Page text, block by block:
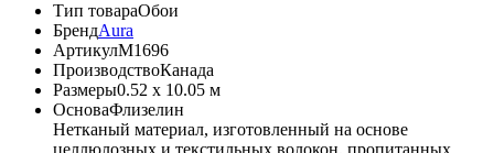
Тип товараОбои
БрендAura
АртикулM1696
ПроизводствоКанада
Размеры0.52 x 10.05 м
ОсноваФлизелин
Нетканый материал, изготовленный на основе
целлюлозных и текстильных волокон, пропитанных